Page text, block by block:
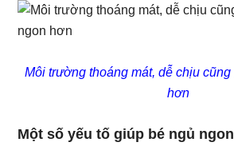
Môi trường thoáng mát, dễ chịu
hơn
Một số yếu tố giúp bé ngủ